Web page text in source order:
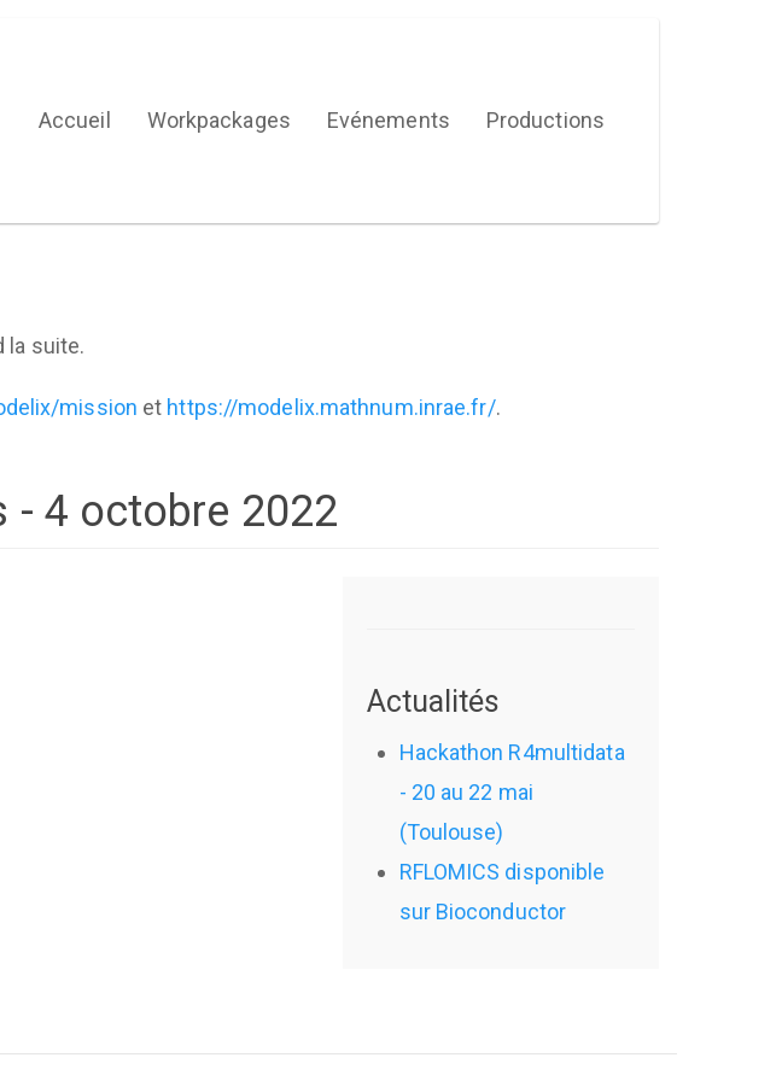
Accueil Workpackages Evénements Productions
la suite.
mission et https://modelix.mathnum.inrae.fr/.
- 4 octobre 2022
Actualités
Hackathon R4multidata
- 20 au 22 mai
(Toulouse)
RFLOMICS disponible
sur Bioconductor